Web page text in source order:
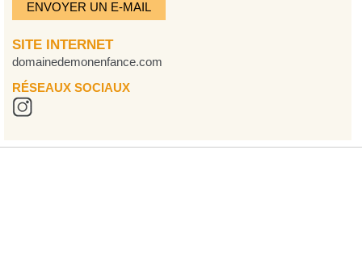
ENVOYER UN E-MAIL
SITE INTERNET
domainedemonenfance.com
RÉSEAUX SOCIAUX